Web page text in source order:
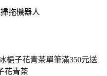
拖機器人
梔子花青茶單筆滿350元送
花青茶